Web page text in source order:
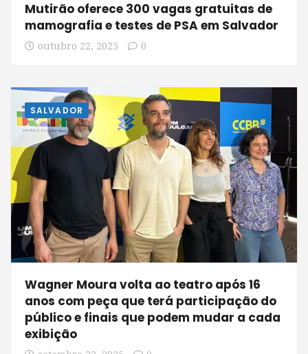
Mutirão oferece 300 vagas gratuitas de
mamografia e testes de PSA em Salvador
outubro 22, 2025 0
SALVADOR
Wagner Moura volta ao teatro após 16
anos com peça que terá participação do
público e finais que podem mudar a cada
exibição